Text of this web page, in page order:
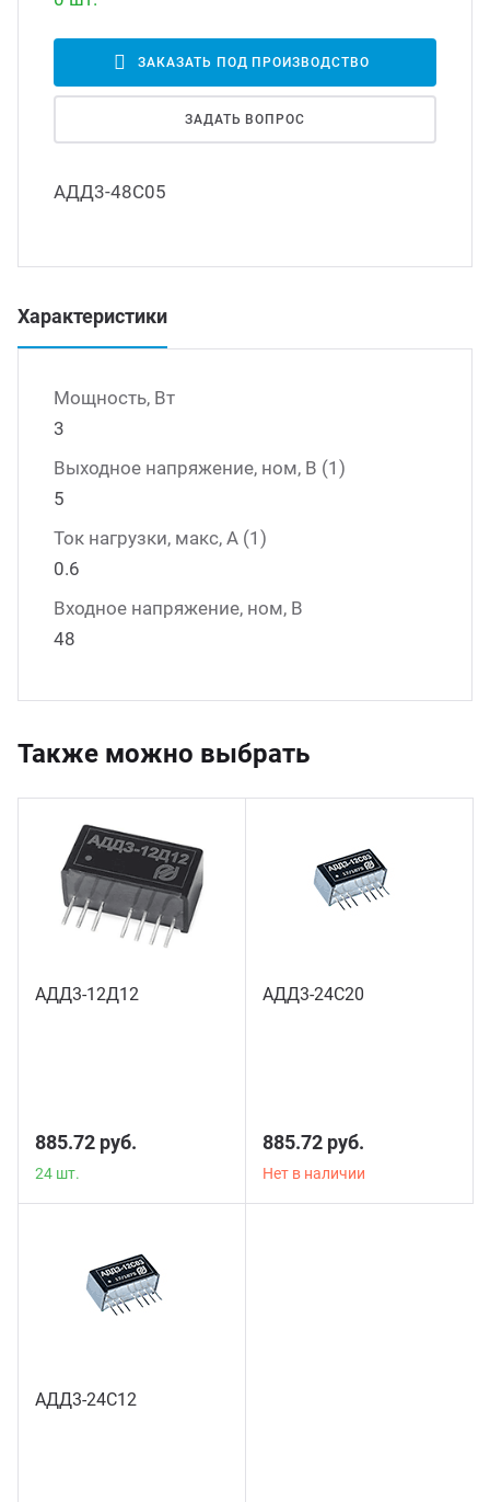
модули питания
DC преобразователи
AC инверторы
преобразователи
ЗАКАЗАТЬ ПОД ПРОИЗВОДСТВО
ЗАДАТЬ ВОПРОС
АДД3-48С05
Характеристики
Мощность, Вт
3
Выходное напряжение, ном, В (1)
5
Ток нагрузки, макс, А (1)
0.6
Входное напряжение, ном, В
48
Также можно выбрать
АДД3-12Д12
885.72 руб.
24 шт.
АДД3-24С20
885.72 руб.
Нет в наличии
АДД3-24С12